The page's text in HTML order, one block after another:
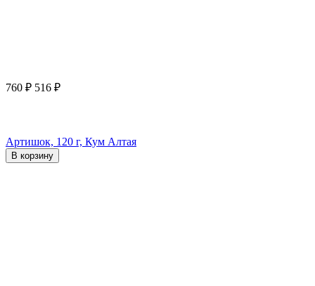
760 ₽ 516 ₽
Артишок, 120 г, Кум Алтая
В корзину